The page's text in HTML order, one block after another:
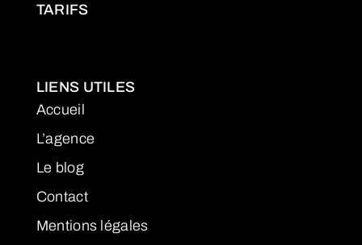
TARIFS
LIENS UTILES
Accueil
L’agence
Le blog
Contact
Mentions légales